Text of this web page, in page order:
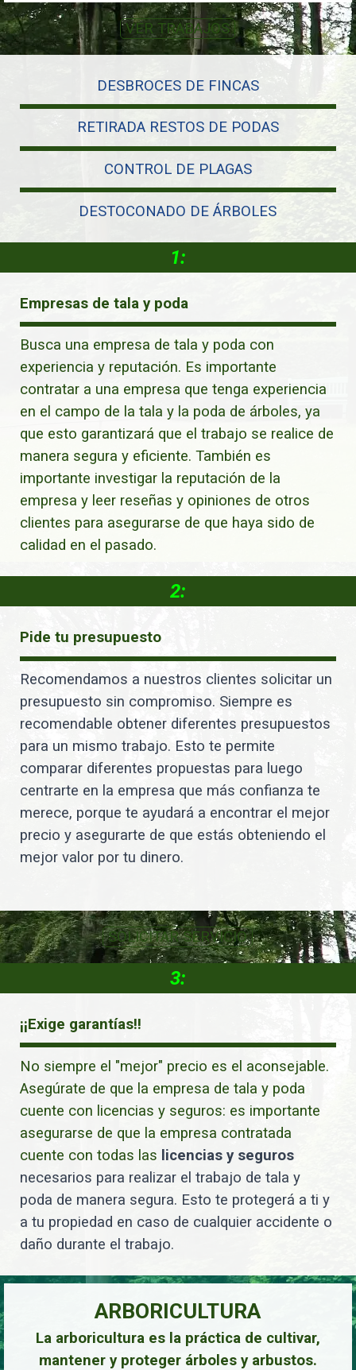
VER TRABAJOS
DESBROCES DE FINCAS
RETIRADA RESTOS DE PODAS
CONTROL DE PLAGAS
DESTOCONADO DE ÁRBOLES
1:
Empresas de tala y poda
Busca una empresa de tala y poda con
experiencia y reputación. Es importante
contratar a una empresa que tenga experiencia
en el campo de la tala y la poda de árboles, ya
que esto garantizará que el trabajo se realice de
manera segura y eficiente. También es
importante investigar la reputación de la
empresa y leer reseñas y opiniones de otros
clientes para asegurarse de que haya sido de
calidad en el pasado.
2:
Pide tu presupuesto
Recomendamos a nuestros clientes solicitar un
presupuesto sin compromiso. Siempre es
recomendable obtener diferentes presupuestos
para un mismo trabajo. Esto te permite
comparar diferentes propuestas para luego
centrarte en la empresa que más confianza te
merece, porque te ayudará a encontrar el mejor
precio y asegurarte de que estás obteniendo el
mejor valor por tu dinero.
SOLICITAR SERVICIO
3:
¡¡Exige garantías!!
No siempre el "mejor" precio es el aconsejable.
Asegúrate de que la empresa de tala y poda
cuente con licencias y seguros: es importante
asegurarse de que la empresa contratada
cuente con todas las licencias y seguros
necesarios para realizar el trabajo de tala y
poda de manera segura. Esto te protegerá a ti y
a tu propiedad en caso de cualquier accidente o
daño durante el trabajo.
ARBORICULTURA
La arboricultura es la práctica de cultivar,
mantener y proteger árboles y arbustos.